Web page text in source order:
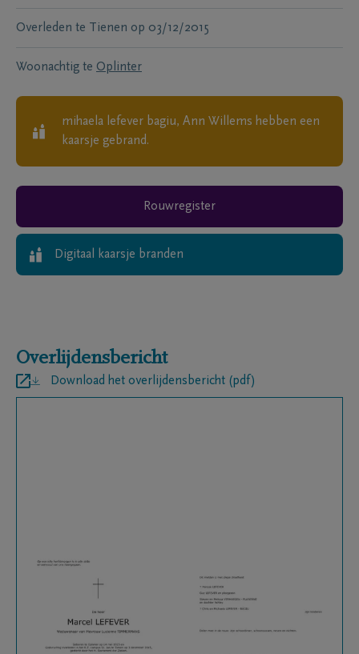
Overleden te Tienen op 03/12/2015
Woonachtig te Oplinter
mihaela lefever bagiu, Ann Willems hebben een
kaarsje gebrand.
Rouwregister
Digitaal kaarsje branden
Overlijdensbericht
Download het overlijdensbericht (pdf)